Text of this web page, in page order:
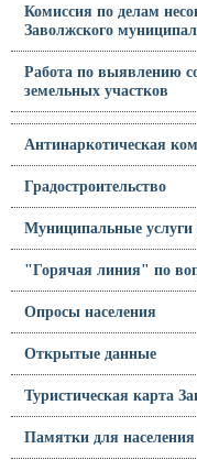
Комиссия по делам
Заволжского
Работа по выявлению
земельных участков
Антинаркотическая
Градостроительство
Муниципальные
"Горячая линия" по
Опросы населения
Открытые данные
Туристическая карта
Памятки для населения